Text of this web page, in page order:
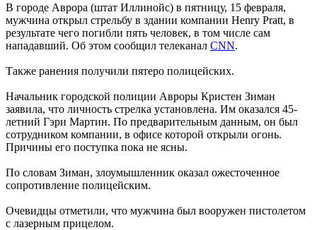
В городе Аврора (штат Иллинойс) в пятницу, 15 февраля,
мужчина открыл стрельбу в здании компании Henry Pratt, в
результате чего погибли пять человек, в том числе сам
нападавший. Об этом сообщил телеканал CNN.
Также ранения получили пятеро полицейских.
Начальник городской полиции Авроры Кристен Зиман
заявила, что личность стрелка установлена. Им оказался 45-
летний Гэри Мартин. По предварительным данным, он был
сотрудником компании, в офисе которой открыли огонь.
Причины его поступка пока не ясны.
По словам Зиман, злоумышленник оказал ожесточенное
сопротивление полицейским.
Очевидцы отметили, что мужчина был вооружен пистолетом
с лазерным прицелом.